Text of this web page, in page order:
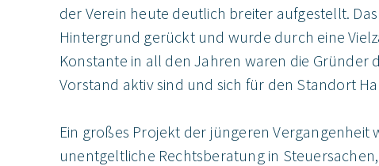
der Verein heute deutlich breiter aufgestellt.
Hintergrund gerückt und wurde durch eine
Konstante in all den Jahren waren die Gründer
Vorstand aktiv sind und sich für den Standort
Ein großes Projekt der jüngeren Vergangenheit
unentgeltliche Rechtsberatung in